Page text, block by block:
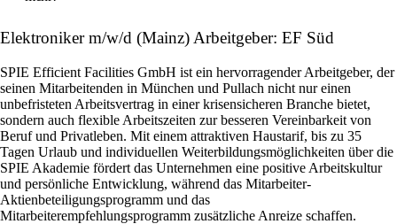
Elektroniker m/w/d (Mainz) Arbeitgeber: EF Süd
SPIE Efficient Facilities GmbH ist ein hervorragender Arbeitgeber, der
seinen Mitarbeitenden in München und Pullach nicht nur einen
unbefristeten Arbeitsvertrag in einer krisensicheren Branche bietet,
sondern auch flexible Arbeitszeiten zur besseren Vereinbarkeit von
Beruf und Privatleben. Mit einem attraktiven Haustarif, bis zu 35
Tagen Urlaub und individuellen Weiterbildungsmöglichkeiten über die
SPIE Akademie fördert das Unternehmen eine positive Arbeitskultur
und persönliche Entwicklung, während das Mitarbeiter-
Aktienbeteiligungsprogramm und das
Mitarbeiterempfehlungsprogramm zusätzliche Anreize schaffen.